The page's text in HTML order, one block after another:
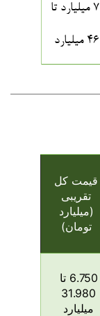
تا
قیمت کل
تقریبی
(میلیارد
تومان)
6.750 تا
31.980
میلیارد